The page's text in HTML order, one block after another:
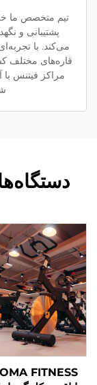
تیم متخصص ما
پشتیبانی و
قاره‌های مختلف
مراکز فیتنس